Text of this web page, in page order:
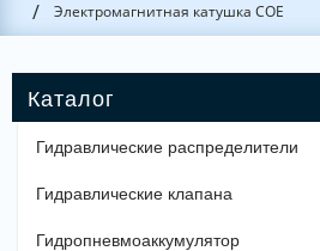
/ Электромагнитная катушка COE
Гидравлические распределители
Гидравлические клапана
Гидропневмоаккумулятор